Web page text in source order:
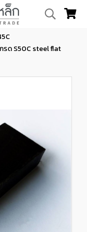
กรด S50C steel flat